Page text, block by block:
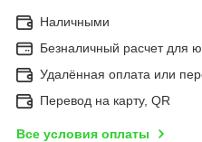
Наличными
Безналичный расчет для
Удалённая оплата или
Перевод на карту, QR
Все условия оплаты